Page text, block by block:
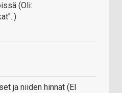
(Oli:
ja niiden hinnat (EI